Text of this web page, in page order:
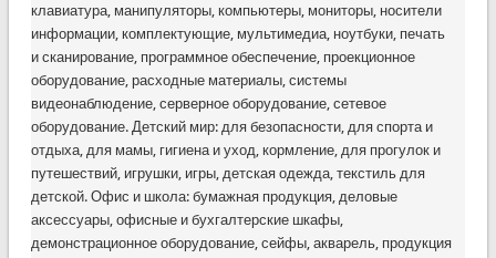
клавиатура, манипуляторы, компьютеры, мониторы, носители
информации, комплектующие, мультимедиа, ноутбуки, печать
и сканирование, программное обеспечение, проекционное
оборудование, расходные материалы, системы
видеонаблюдение, серверное оборудование, сетевое
оборудование. Детский мир: для безопасности, для спорта и
отдыха, для мамы, гигиена и уход, кормление, для прогулок и
путешествий, игрушки, игры, детская одежда, текстиль для
детской. Офис и школа: бумажная продукция, деловые
аксессуары, офисные и бухгалтерские шкафы,
демонстрационное оборудование, сейфы, акварель, продукция